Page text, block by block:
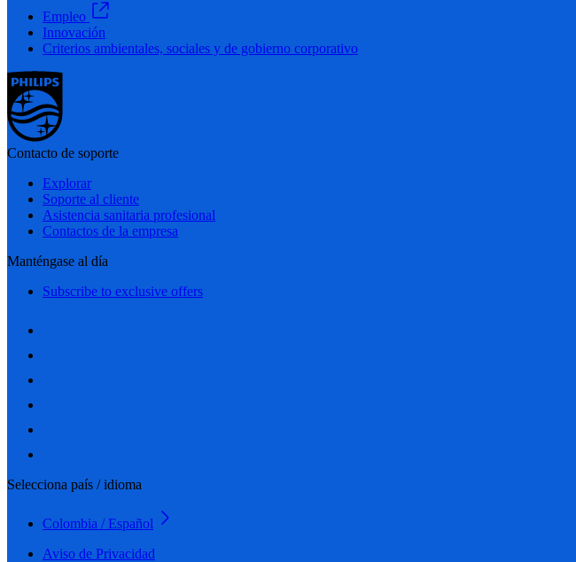
Empleo
Innovación
Criterios ambientales, sociales y de gobierno corporativo
Contacto de soporte
Explorar
Soporte al cliente
Asistencia sanitaria profesional
Contactos de la empresa
Manténgase al día
Subscribe to exclusive offers
Selecciona país / idioma
Colombia / Español
Aviso de Privacidad